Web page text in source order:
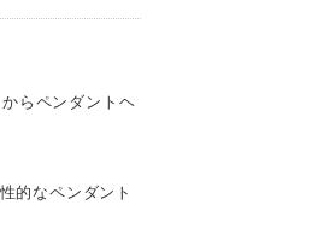
らペンダントヘ
的なペンダント